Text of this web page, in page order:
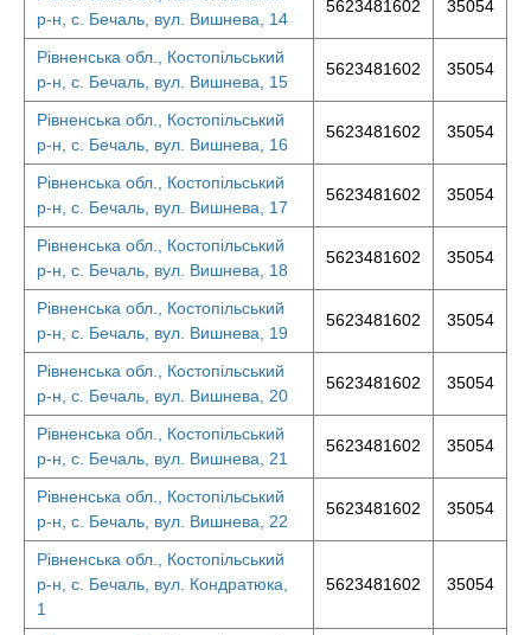
р-н, с. Бечаль, вул. Вишнева, 14
5623481602 35054
Рівненська обл., Костопільський
р-н, с. Бечаль, вул. Вишнева, 15
5623481602 35054
Рівненська обл., Костопільський
р-н, с. Бечаль, вул. Вишнева, 16
5623481602 35054
Рівненська обл., Костопільський
р-н, с. Бечаль, вул. Вишнева, 17
5623481602 35054
Рівненська обл., Костопільський
р-н, с. Бечаль, вул. Вишнева, 18
5623481602 35054
Рівненська обл., Костопільський
р-н, с. Бечаль, вул. Вишнева, 19
5623481602 35054
Рівненська обл., Костопільський
р-н, с. Бечаль, вул. Вишнева, 20
5623481602 35054
Рівненська обл., Костопільський
р-н, с. Бечаль, вул. Вишнева, 21
5623481602 35054
Рівненська обл., Костопільський
р-н, с. Бечаль, вул. Вишнева, 22
5623481602 35054
Рівненська обл., Костопільський
р-н, с. Бечаль, вул. Кондратюка,
1
5623481602 35054